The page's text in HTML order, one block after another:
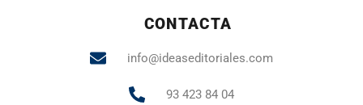
CONTACTA
info@ideaseditoriales.com
93 423 84 04